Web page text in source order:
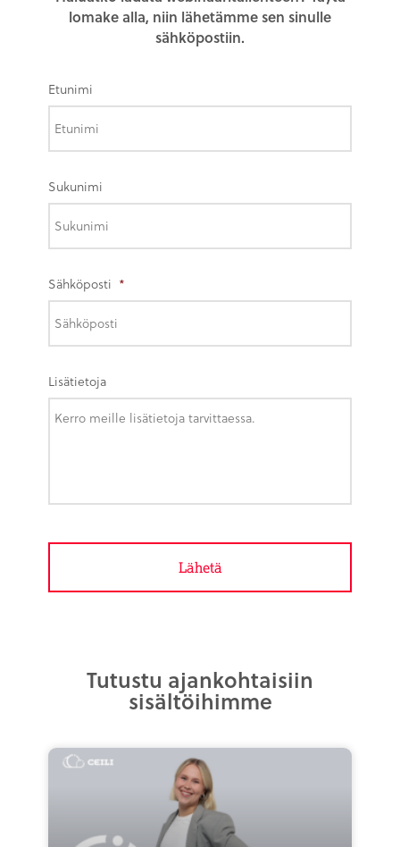
lomake alla, niin lähetämme sen sinulle
sähköpostiin.
Etunimi
Sukunimi
Sähköposti *
Lisätietoja
Tutustu ajankohtaisiin
sisältöihimme